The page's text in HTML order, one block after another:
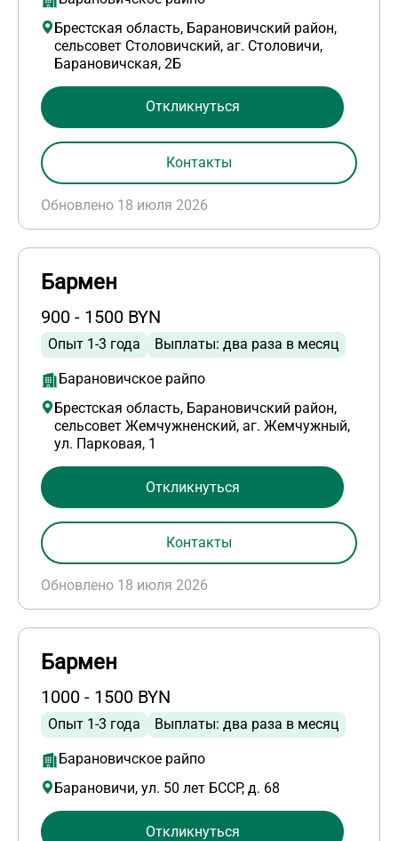
Брестская область, Барановичский район,
сельсовет Столовичский, аг. Столовичи,
Барановичская, 2Б
Обновлено 18 июля 2026
Откликнуться
Контакты
Бармен
900 - 1500 BYN
Опыт 1-3 года Выплаты: два раза в месяц
Барановичское райпо
Брестская область, Барановичский район,
сельсовет Жемчужненский, аг. Жемчужный,
ул. Парковая, 1
Обновлено 18 июля 2026
Откликнуться
Контакты
Бармен
1000 - 1500 BYN
Опыт 1-3 года Выплаты: два раза в месяц
Барановичское райпо
Барановичи, ул. 50 лет БССР, д. 68
Откликнуться